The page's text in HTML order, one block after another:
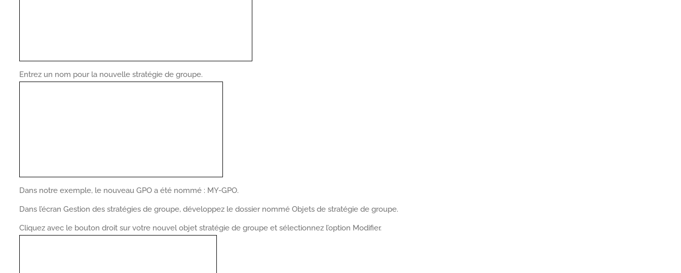
Entrez un nom pour la nouvelle stratégie de groupe.
Dans notre exemple, le nouveau GPO a été nommé : MY-GPO.
Dans l’écran Gestion des stratégies de groupe, développez le dossier nommé Objets de stratégie de groupe.
Cliquez avec le bouton droit sur votre nouvel objet stratégie de groupe et sélectionnez l’option Modifier.